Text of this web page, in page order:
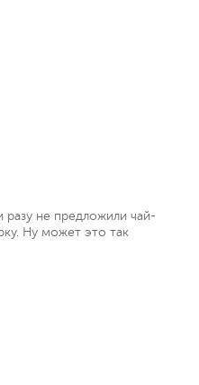
разу не предложили чай-
Ну может это так